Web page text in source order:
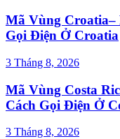
Mã Vùng Croatia–
Gọi Điện Ở Croatia
3 Tháng 8, 2026
Mã Vùng Costa
Cách Gọi Điện Ở
3 Tháng 8, 2026